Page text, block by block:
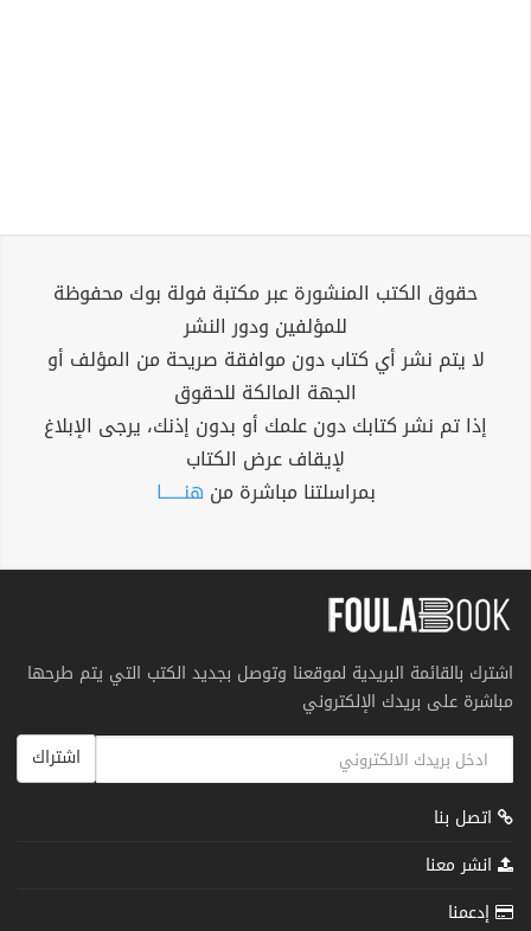
حقوق الكتب المنشورة عبر مكتبة فولة بوك محفوظة
للمؤلفين ودور النشر
لا يتم نشر أي كتاب دون موافقة صريحة من المؤلف أو
الجهة المالكة للحقوق
إذا تم نشر كتابك دون علمك أو بدون إذنك، يرجى الإبلاغ
لإيقاف عرض الكتاب
بمراسلتنا مباشرة من هنــــــا
اشترك بالقائمة البريدية لموقعنا وتوصل بجديد الكتب التي يتم طرحها
مباشرة على بريدك الإلكتروني
اشتراك
اتصل بنا
انشر معنا
إدعمنا